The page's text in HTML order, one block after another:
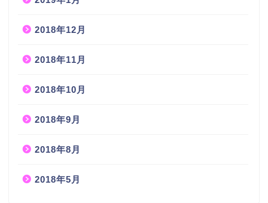
2018年12月
2018年11月
2018年10月
2018年9月
2018年8月
2018年5月